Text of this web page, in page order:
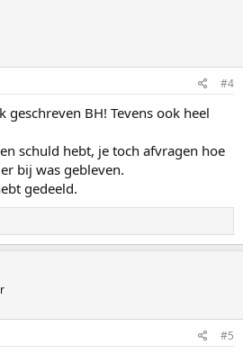
#4
geschreven BH! Tevens ook heel
schuld hebt, je toch afvragen hoe
bij was gebleven.
gedeeld.
#5